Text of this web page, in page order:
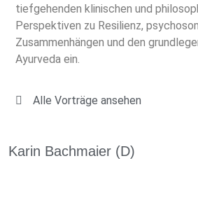
tiefgehenden klinischen und
Perspektiven zu Resilienz,
Zusammenhängen und den
Ayurveda ein.
Alle Vorträge ansehen
Karin Bachmaier (D)